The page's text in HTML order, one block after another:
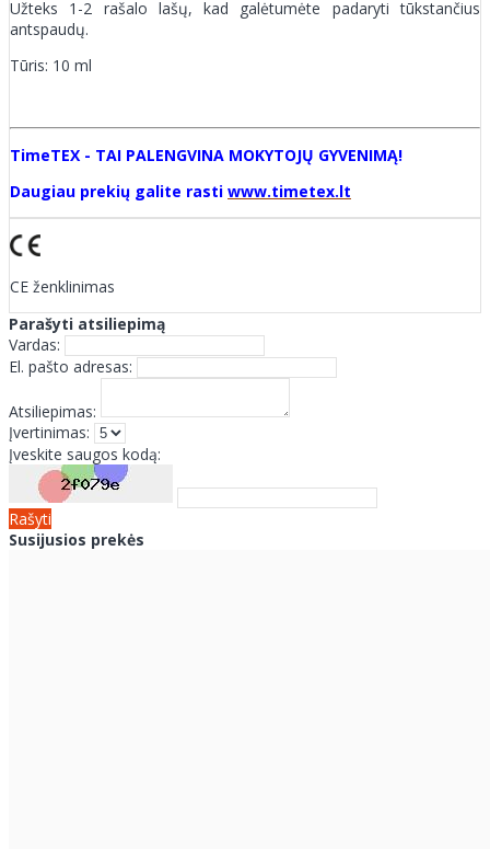
Užteks 1-2 rašalo lašų, kad galėtumėte padaryti tūkstančius
antspaudų.
Tūris: 10 ml
TimeTEX - TAI PALENGVINA MOKYTOJŲ GYVENIMĄ!
Daugiau prekių galite rasti www.timetex.lt
CE ženklinimas
Parašyti atsiliepimą
Vardas:
El. pašto adresas:
Atsiliepimas:
Įvertinimas:
Įveskite saugos kodą:
Rašyti
Susijusios prekės